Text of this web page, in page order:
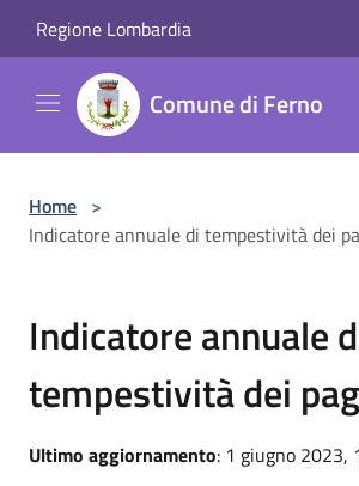
Regione Lombardia
Comune di Ferno
Home >
Indicatore annuale di tempestività dei
Indicatore annuale
tempestività dei
Ultimo aggiornamento: 1 giugno 2023,